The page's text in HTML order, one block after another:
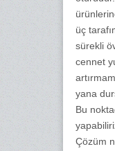
üç
sürekli
cennet
yana
Bu
Çözüm